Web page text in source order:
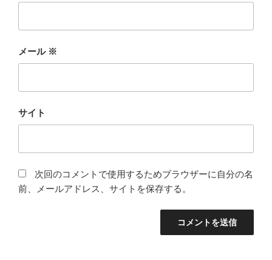
メール ※
サイト
次回のコメントで使用するためブラウザーに自分の名
前、メールアドレス、サイトを保存する。